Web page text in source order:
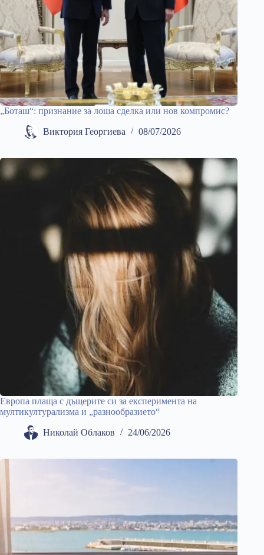
„Боташ“: признание за лоша сделка или нов компромис?
Виктория Георгиева 08/07/2026
Европа плаща с дъщерите си за експеримента на
мултикултурализма и „разнообразието“
Николай Облаков 24/06/2026